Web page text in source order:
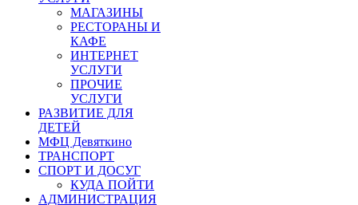
МАГАЗИНЫ
РЕСТОРАНЫ И
КАФЕ
ИНТЕРНЕТ
УСЛУГИ
ПРОЧИЕ
УСЛУГИ
РАЗВИТИЕ ДЛЯ
ДЕТЕЙ
МФЦ Девяткино
ТРАНСПОРТ
СПОРТ И ДОСУГ
КУДА ПОЙТИ
АДМИНИСТРАЦИЯ